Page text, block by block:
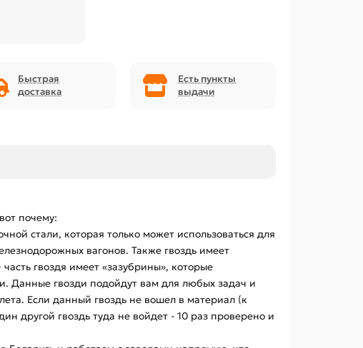
Быстрая
доставка
Есть пункты
выдачи
почему:
стали, которая только может использоваться для
вагонов. Также гвоздь имеет
гвоздя имеет «зазубрины», которые
Данные гвозди подойдут вам для любых задач и
Если данный гвоздь не вошел в материал (к
другой гвоздь туда не войдет - 10 раз проверено и